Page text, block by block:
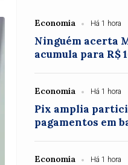
Economia Há 1 hora
Ninguém acerta
acumula para R$
Economia Há 1 hora
Pix amplia
pagamentos em
Economia Há 1 hora